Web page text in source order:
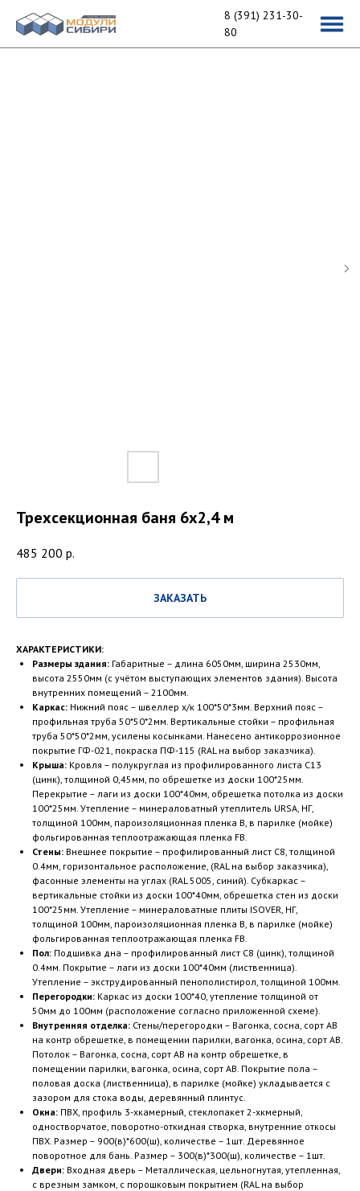
8 (391) 231-30-
80
Трехсекционная баня 6х2,4 м
485 200 р.
ЗАКАЗАТЬ
ХАРАКТЕРИСТИКИ:
Размеры здания: Габаритные – длина 6050мм, ширина 2530мм,
высота 2550мм (с учётом выступающих элементов здания). Высота
внутренних помещений – 2100мм.
Каркас: Нижний пояс – швеллер х/к 100*50*3мм. Верхний пояс –
профильная труба 50*50*2мм. Вертикальные стойки – профильная
труба 50*50*2мм, усилены косынками. Нанесено антикоррозионное
покрытие ГФ-021, покраска ПФ-115 (RAL на выбор заказчика).
Крыша: Кровля – полукруглая из профилированного листа С13
(цинк), толщиной 0,45мм, по обрешетке из доски 100*25мм.
Перекрытие – лаги из доски 100*40мм, обрешетка потолка из доски
100*25мм. Утепление – минераловатный утеплитель URSA, НГ,
толщиной 100мм, пароизоляционная пленка В, в парилке (мойке)
фольгированная теплоотражающая пленка FB.
Стены: Внешнее покрытие – профилированный лист С8, толщиной
0.4мм, горизонтальное расположение, (RAL на выбор заказчика),
фасонные элементы на углах (RAL 5005, синий). Субкаркас –
вертикальные стойки из доски 100*40мм, обрешетка стен из доски
100*25мм. Утепление – минераловатные плиты ISOVER, НГ,
толщиной 100мм, пароизоляционная пленка В, в парилке (мойке)
фольгированная теплоотражающая пленка FB.
Пол: Подшивка дна – профилированный лист С8 (цинк), толщиной
0.4мм. Покрытие – лаги из доски 100*40мм (лиственница).
Утепление – экструдированный пенополистирол, толщиной 100мм.
Перегородки: Каркас из доски 100*40, утепление толщиной от
50мм до 100мм (расположение согласно приложенной схеме).
Внутренняя отделка: Стены/перегородки – Вагонка, сосна, сорт АВ
на контр обрешетке, в помещении парилки, вагонка, осина, сорт АВ.
Потолок – Вагонка, сосна, сорт АВ на контр обрешетке, в
помещении парилки, вагонка, осина, сорт АВ. Покрытие пола –
половая доска (лиственница), в парилке (мойке) укладывается с
зазором для стока воды, деревянный плинтус.
Окна: ПВХ, профиль 3-хкамерный, стеклопакет 2-хкмерный,
одностворчатое, поворотно-откидная створка, внутренние откосы
ПВХ. Размер – 900(в)*600(ш), количестве – 1шт. Деревянное
поворотное для бань. Размер – 300(в)*300(ш), количестве – 1шт.
Двери: Входная дверь – Металлическая, цельногнутая, утепленная,
с врезным замком, с порошковым покрытием (RAL на выбор